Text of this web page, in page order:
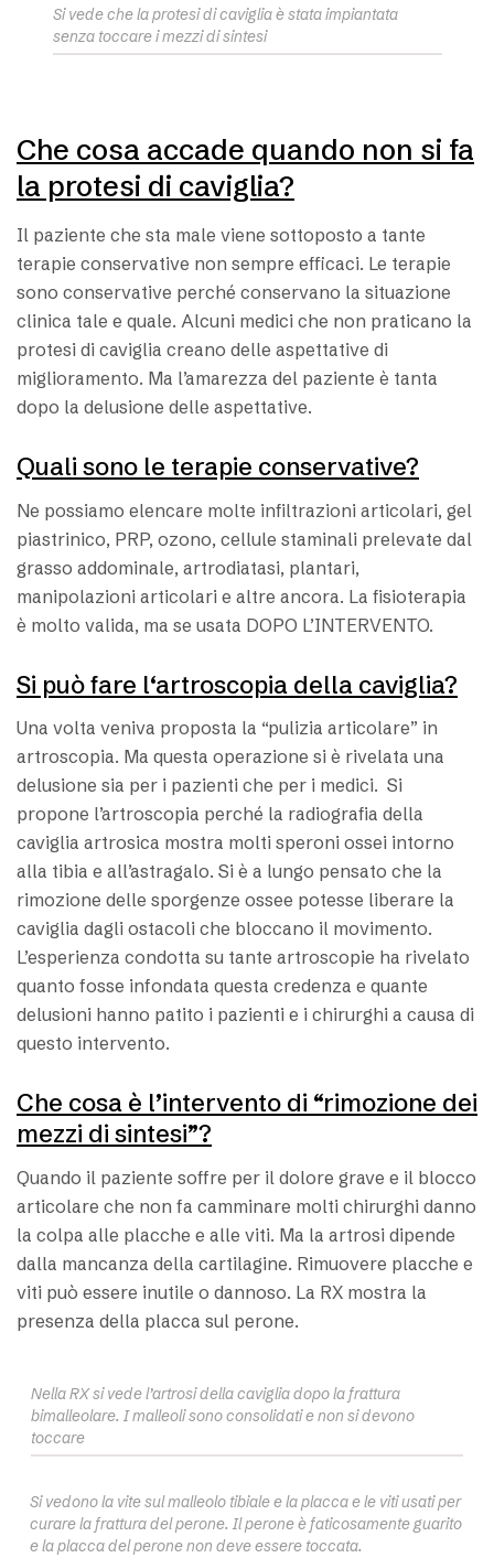
Si vede che la protesi di caviglia è stata impiantata
senza toccare i mezzi di sintesi
Che cosa accade quando non si fa
la protesi di caviglia?
Il paziente che sta male viene sottoposto a tante
terapie conservative non sempre efficaci. Le terapie
sono conservative perché conservano la situazione
clinica tale e quale. Alcuni medici che non praticano la
protesi di caviglia creano delle aspettative di
miglioramento. Ma l’amarezza del paziente è tanta
dopo la delusione delle aspettative.
Quali sono le terapie conservative?
Ne possiamo elencare molte infiltrazioni articolari, gel
piastrinico, PRP, ozono, cellule staminali prelevate dal
grasso addominale, artrodiatasi, plantari,
manipolazioni articolari e altre ancora. La fisioterapia
è molto valida, ma se usata DOPO L’INTERVENTO.
Si può fare l‘artroscopia della caviglia?
Una volta veniva proposta la “pulizia articolare” in
artroscopia. Ma questa operazione si è rivelata una
delusione sia per i pazienti che per i medici. Si
propone l’artroscopia perché la radiografia della
caviglia artrosica mostra molti speroni ossei intorno
alla tibia e all’astragalo. Si è a lungo pensato che la
rimozione delle sporgenze ossee potesse liberare la
caviglia dagli ostacoli che bloccano il movimento.
L’esperienza condotta su tante artroscopie ha rivelato
quanto fosse infondata questa credenza e quante
delusioni hanno patito i pazienti e i chirurghi a causa di
questo intervento.
Che cosa è l’intervento di “rimozione dei
mezzi di sintesi”?
Quando il paziente soffre per il dolore grave e il blocco
articolare che non fa camminare molti chirurghi danno
la colpa alle placche e alle viti. Ma la artrosi dipende
dalla mancanza della cartilagine. Rimuovere placche e
viti può essere inutile o dannoso. La RX mostra la
presenza della placca sul perone.
Nella RX si vede l’artrosi della caviglia dopo la frattura
bimalleolare. I malleoli sono consolidati e non si devono
toccare
Si vedono la vite sul malleolo tibiale e la placca e le viti usati per
curare la frattura del perone. Il perone è faticosamente guarito
e la placca del perone non deve essere toccata.